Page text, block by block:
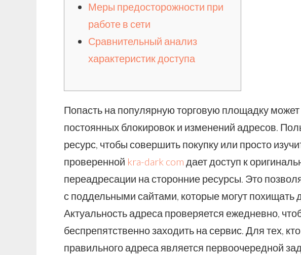
Меры предосторожности при
работе в сети
Сравнительный анализ
характеристик доступа
Попасть на популярную торговую площадку может
постоянных блокировок и изменений адресов.
ресурс, чтобы совершить покупку или просто
проверенной kra-dark com дает доступ к
переадресации на сторонние ресурсы. Это
с поддельными сайтами, которые могут похищать
Актуальность адреса проверяется ежедневно,
беспрепятственно заходить на сервис. Для тех,
правильного адреса является первоочередной